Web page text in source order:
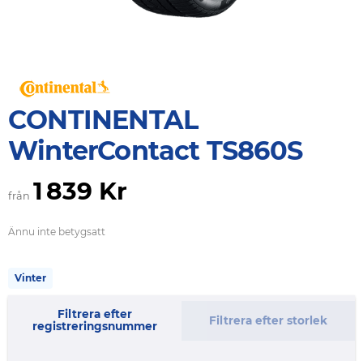
CONTINENTAL
WinterContact TS860S
från 1 839 Kr
Ännu inte betygsatt
Vinter
Filtrera efter
registreringsnummer
Filtrera efter storlek